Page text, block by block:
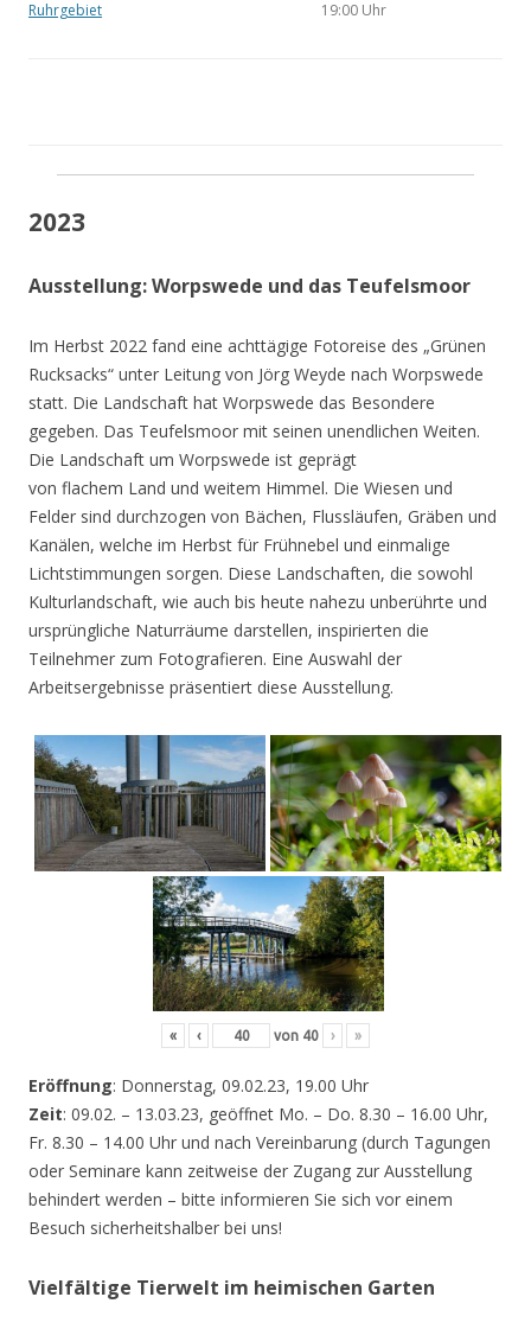
Ruhrgebiet
19:00 Uhr
2023
Ausstellung: Worpswede und das Teufelsmoor
Im Herbst 2022 fand eine achttägige Fotoreise des „Grünen
Rucksacks“ unter Leitung von Jörg Weyde nach Worpswede
statt. Die Landschaft hat Worpswede das Besondere
gegeben. Das Teufelsmoor mit seinen unendlichen Weiten.
Die Landschaft um Worpswede ist geprägt
von flachem Land und weitem Himmel. Die Wiesen und
Felder sind durchzogen von Bächen, Flussläufen, Gräben und
Kanälen, welche im Herbst für Frühnebel und einmalige
Lichtstimmungen sorgen. Diese Landschaften, die sowohl
Kulturlandschaft, wie auch bis heute nahezu unberührte und
ursprüngliche Naturräume darstellen, inspirierten die
Teilnehmer zum Fotografieren. Eine Auswahl der
Arbeitsergebnisse präsentiert diese Ausstellung.
« ‹ von 40 › »
Eröffnung: Donnerstag, 09.02.23, 19.00 Uhr
Zeit: 09.02. – 13.03.23, geöffnet Mo. – Do. 8.30 – 16.00 Uhr,
Fr. 8.30 – 14.00 Uhr und nach Vereinbarung (durch Tagungen
oder Seminare kann zeitweise der Zugang zur Ausstellung
behindert werden – bitte informieren Sie sich vor einem
Besuch sicherheitshalber bei uns!
Vielfältige Tierwelt im heimischen Garten